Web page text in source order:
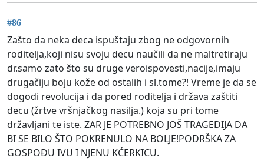
#86
Zašto da neka deca ispuštaju zbog ne odgovornih
roditelja,koji nisu svoju decu naučili da ne maltretiraju
dr.samo zato što su druge veroispovesti,nacije,imaju
drugačiju boju kože od ostalih i sl.tome?! Vreme je da se
dogodi revolucija i da pored roditelja i država zaštiti
decu (žrtve vršnjačkog nasilja.) koja su pri tome
državljani te iste. ZAR JE POTREBNO JOŠ TRAGEDIJA DA
BI SE BILO ŠTO POKRENULO NA BOLJE!PODRŠKA ZA
GOSPOĐU IVU I NJENU KĆERKICU.